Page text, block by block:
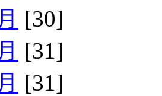
[30]
[31]
[31]